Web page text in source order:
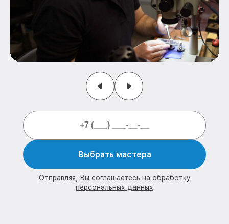
Выбрать мастера
Отправляя, Вы соглашаетесь на обработку
персональных данных